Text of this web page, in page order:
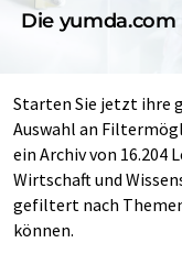
Die yumda.com
Starten Sie jetzt ihre
Auswahl an
ein Archiv von 16.204
Wirtschaft und
gefiltert nach
können.